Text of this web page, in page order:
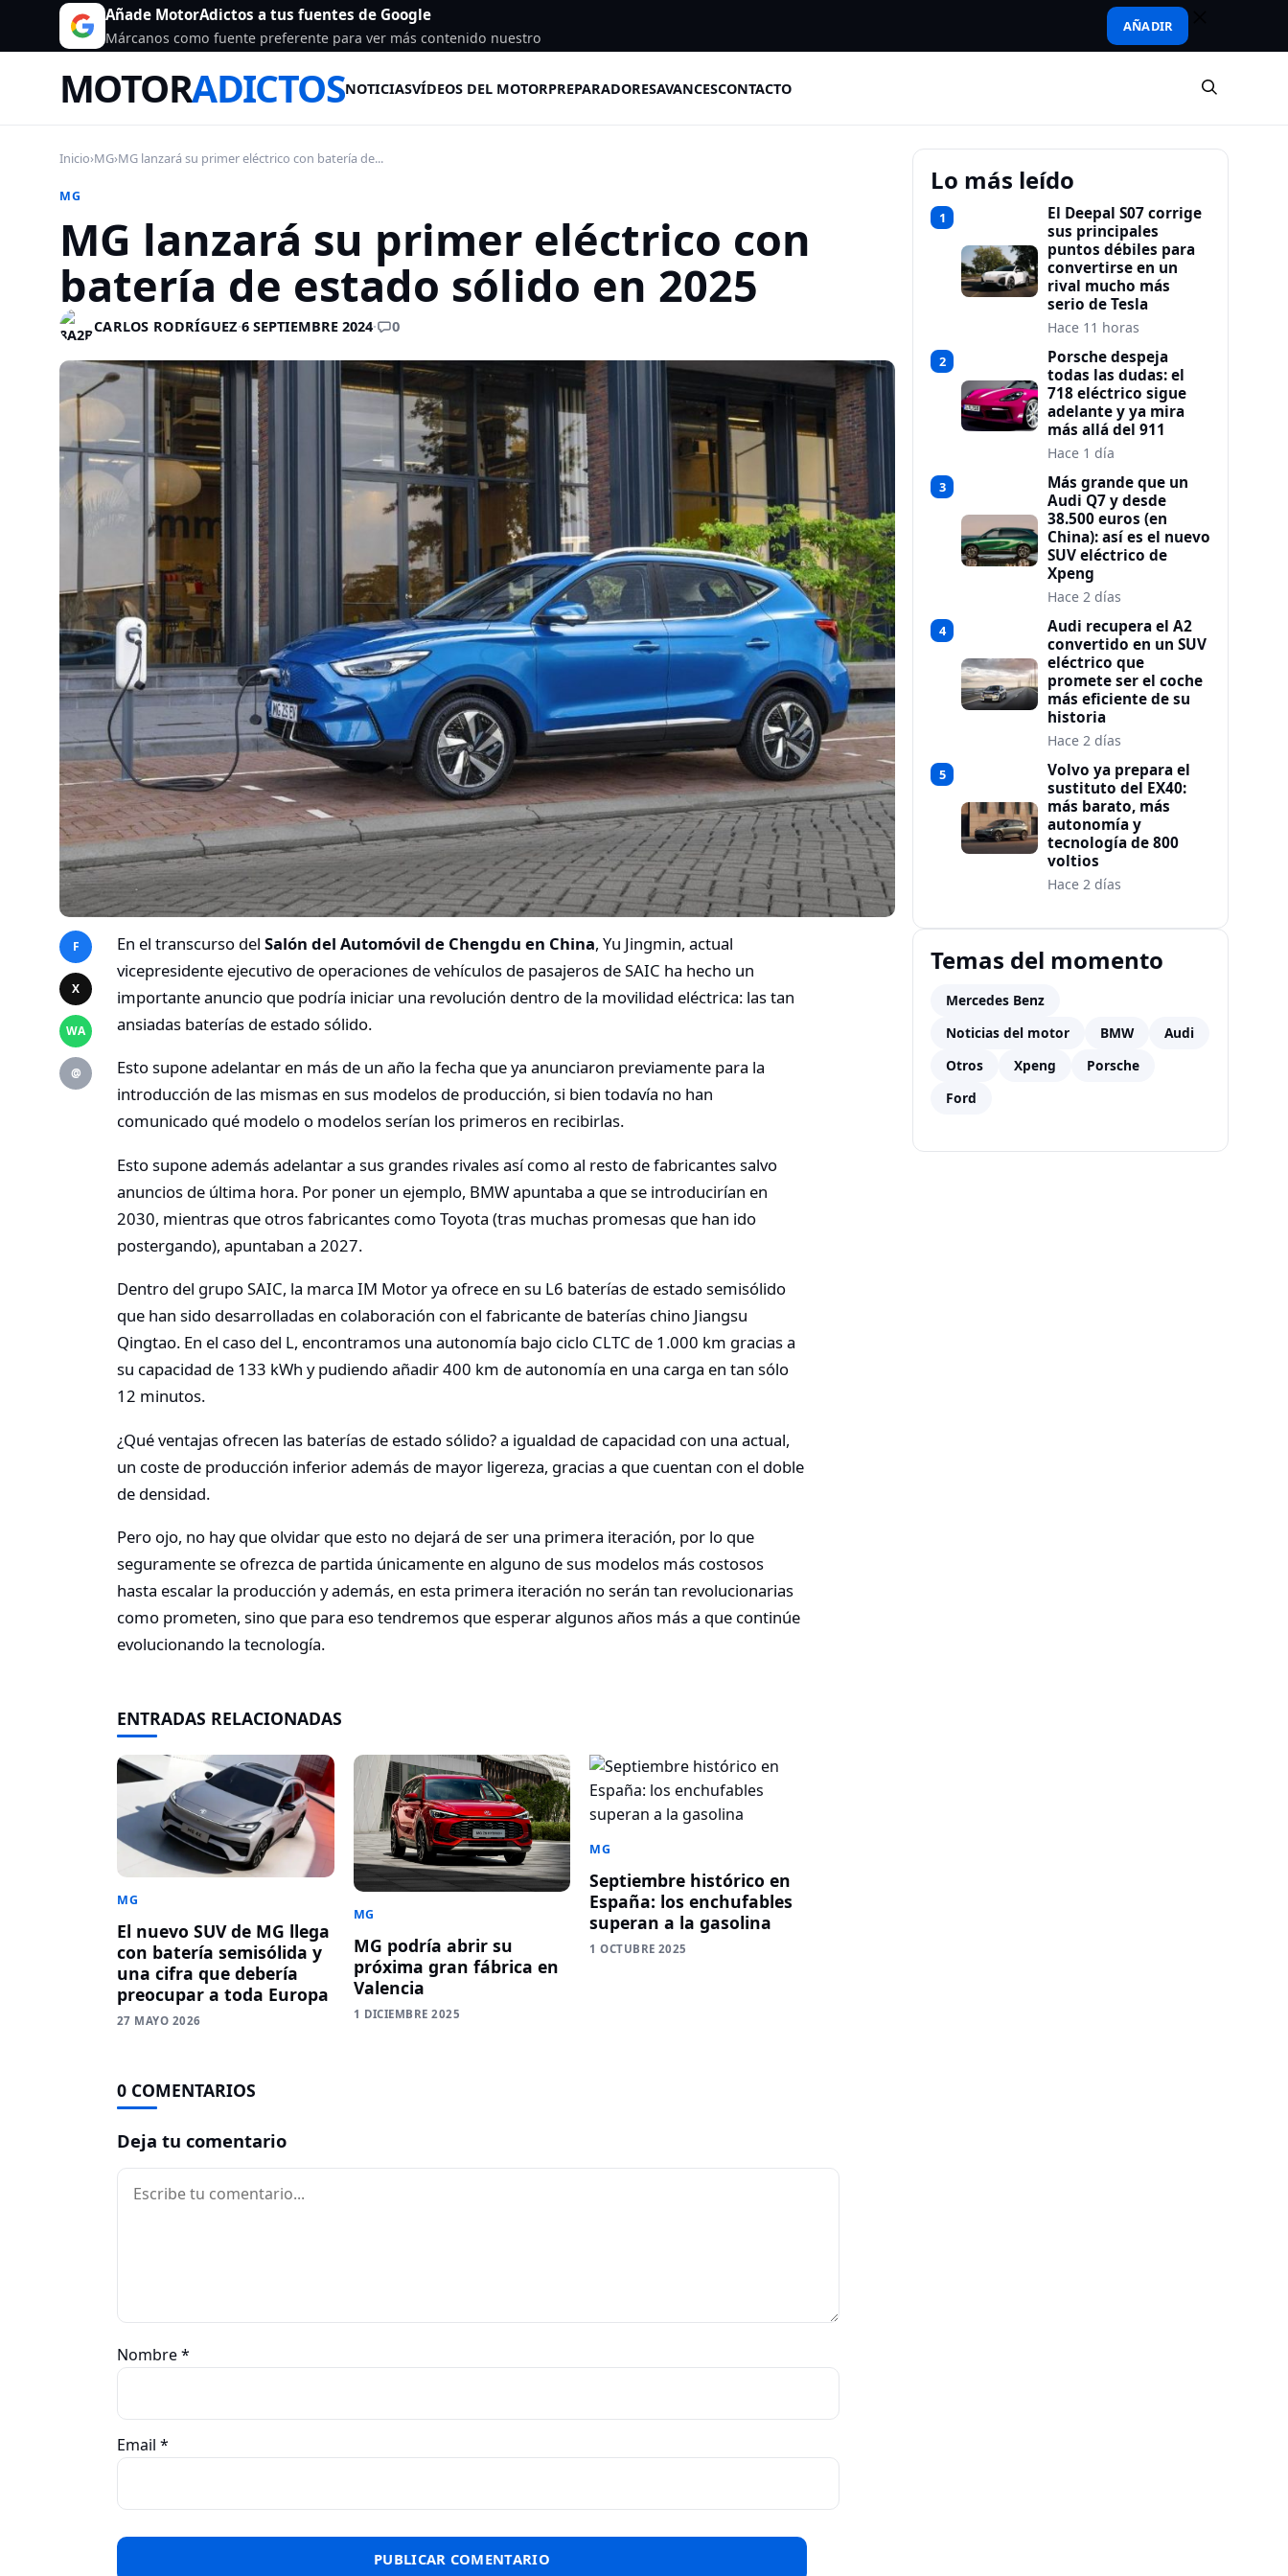
Añade MotorAdictos a tus fuentes de Google
Márcanos como fuente preferente para ver más contenido nuestro
AÑADIR
MOTORADICTOSNOTICIASVÍDEOS DEL MOTORPREPARADORESAVANCESCONTACTO
Inicio›MG›MG lanzará su primer eléctrico con batería de...
MG
MG lanzará su primer eléctrico con
batería de estado sólido en 2025
CARLOS RODRÍGUEZ·6 SEPTIEMBRE 2024· 0
F
X
WA
@
En el transcurso del Salón del Automóvil de Chengdu en China, Yu Jingmin, actual
vicepresidente ejecutivo de operaciones de vehículos de pasajeros de SAIC ha hecho un
importante anuncio que podría iniciar una revolución dentro de la movilidad eléctrica: las tan
ansiadas baterías de estado sólido.
Esto supone adelantar en más de un año la fecha que ya anunciaron previamente para la
introducción de las mismas en sus modelos de producción, si bien todavía no han
comunicado qué modelo o modelos serían los primeros en recibirlas.
Esto supone además adelantar a sus grandes rivales así como al resto de fabricantes salvo
anuncios de última hora. Por poner un ejemplo, BMW apuntaba a que se introducirían en
2030, mientras que otros fabricantes como Toyota (tras muchas promesas que han ido
postergando), apuntaban a 2027.
Dentro del grupo SAIC, la marca IM Motor ya ofrece en su L6 baterías de estado semisólido
que han sido desarrolladas en colaboración con el fabricante de baterías chino Jiangsu
Qingtao. En el caso del L, encontramos una autonomía bajo ciclo CLTC de 1.000 km gracias a
su capacidad de 133 kWh y pudiendo añadir 400 km de autonomía en una carga en tan sólo
12 minutos.
¿Qué ventajas ofrecen las baterías de estado sólido? a igualdad de capacidad con una actual,
un coste de producción inferior además de mayor ligereza, gracias a que cuentan con el doble
de densidad.
Pero ojo, no hay que olvidar que esto no dejará de ser una primera iteración, por lo que
seguramente se ofrezca de partida únicamente en alguno de sus modelos más costosos
hasta escalar la producción y además, en esta primera iteración no serán tan revolucionarias
como prometen, sino que para eso tendremos que esperar algunos años más a que continúe
evolucionando la tecnología.
ENTRADAS RELACIONADAS
MG
El nuevo SUV de MG llega
con batería semisólida y
una cifra que debería
preocupar a toda Europa
27 MAYO 2026
MG
MG podría abrir su
próxima gran fábrica en
Valencia
1 DICIEMBRE 2025
MG
Septiembre histórico en
España: los enchufables
superan a la gasolina
1 OCTUBRE 2025
0 COMENTARIOS
Deja tu comentario
Comentario
Nombre*
Email *
Lo más leído
1
El Deepal S07 corrige
sus principales
puntos débiles para
convertirse en un
rival mucho más
serio de Tesla
Hace 11 horas
2
Porsche despeja
todas las dudas: el
718 eléctrico sigue
adelante y ya mira
más allá del 911
Hace 1 día
3
Más grande que un
Audi Q7 y desde
38.500 euros (en
China): así es el nuevo
SUV eléctrico de
Xpeng
Hace 2 días
4
Audi recupera el A2
convertido en un SUV
eléctrico que
promete ser el coche
más eficiente de su
historia
Hace 2 días
5
Volvo ya prepara el
sustituto del EX40:
más barato, más
autonomía y
tecnología de 800
voltios
Hace 2 días
Temas del momento
Mercedes Benz
Noticias del motor
BMW
Audi
Otros
Xpeng
Porsche
Ford